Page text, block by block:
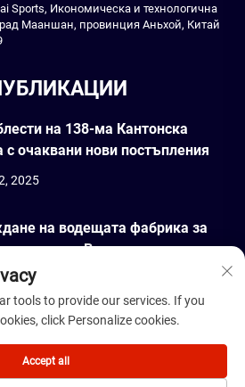
Sports, Икономическа и технологична
Мааншан, провинция Аньхой, Китай
на 138-ма Кантонска
с очаквани нови постъпления
2025
на водещата фабрика за
ракети във Виетнам
2025
Dmantis Sports Goods Co., Ltd., Пекин,
за поверителност
tools to provide our services. If you
click Personalize cookies.
Accept all